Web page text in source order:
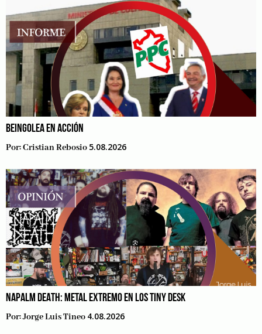
BEINGOLEA EN ACCIÓN
Por:Cristian Rebosio 5.08.2026
NAPALM DEATH: METAL EXTREMO EN LOS TINY DESK
Por:Jorge Luis Tineo 4.08.2026